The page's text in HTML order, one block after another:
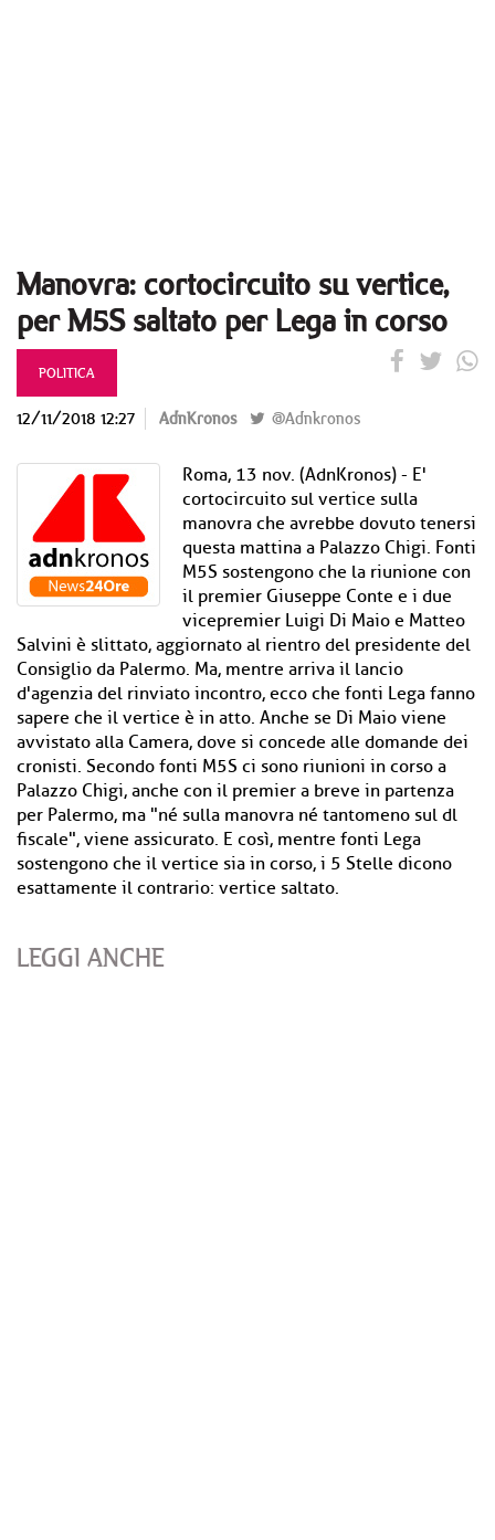
Manovra: cortocircuito su vertice,
per M5S saltato per Lega in corso
POLITICA
12/11/2018 12:27 AdnKronos @Adnkronos
Roma, 13 nov. (AdnKronos) - E'
cortocircuito sul vertice sulla
manovra che avrebbe dovuto tenersi
questa mattina a Palazzo Chigi. Fonti
M5S sostengono che la riunione con
il premier Giuseppe Conte e i due
vicepremier Luigi Di Maio e Matteo
Salvini è slittato, aggiornato al rientro del presidente del
Consiglio da Palermo. Ma, mentre arriva il lancio
d'agenzia del rinviato incontro, ecco che fonti Lega fanno
sapere che il vertice è in atto. Anche se Di Maio viene
avvistato alla Camera, dove si concede alle domande dei
cronisti. Secondo fonti M5S ci sono riunioni in corso a
Palazzo Chigi, anche con il premier a breve in partenza
per Palermo, ma "né sulla manovra né tantomeno sul dl
fiscale", viene assicurato. E così, mentre fonti Lega
sostengono che il vertice sia in corso, i 5 Stelle dicono
esattamente il contrario: vertice saltato.
LEGGI ANCHE